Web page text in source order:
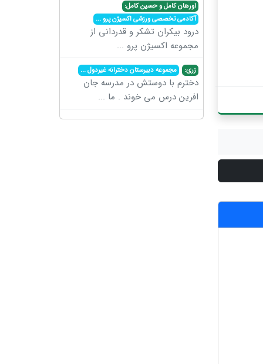
اورهان کامل و حسین کامل:
آکادمی تخصصی ورزشی اکسیژن پرو...
درود بیکران تشکر و قدردانی از
مجموعه اکسیژن پرو ...
زری: مجموعه دبیرستان دخترانه غیردول...
دخترم با دوستش در مدرسه جان
افرین درس می خوند . ما ...